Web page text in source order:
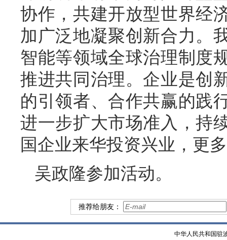
协作，共建开放型世界经
加广泛地凝聚创新合力。
智能等领域全球治理制度
推进共同治理。企业是创
的引领者、合作共赢的践
进一步扩大市场准入，持
国企业来华投资兴业，更
吴政隆参加活动。
推荐给朋友：
中华人民共和国驻